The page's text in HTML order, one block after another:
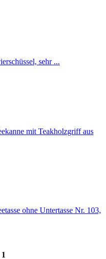
sehr ...
mit Teakholzgriff aus
ohne Untertasse Nr. 103,
1